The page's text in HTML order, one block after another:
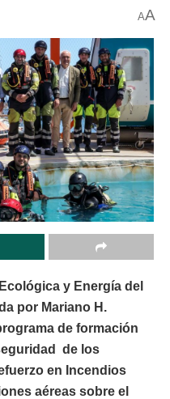
AA
y Energía del
por Mariano H.
de formación
de los
en Incendios
aéreas sobre el